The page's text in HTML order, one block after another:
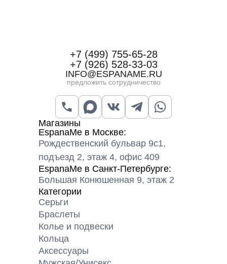
Магазины
EspanaMe в Москве:
Рождественский бульвар 9с1,
подъезд 2, этаж 4, офис 409
EspanaMe в Санкт-Петербурге:
Большая Конюшенная 9, этаж 2
Категории
Серьги
Браслеты
Колье и подвески
Кольца
Аксессуары
+7 (499) 755-65-28
+7 (926) 528-33-03
INFO@ESPANAME.RU
предложить сотрудничество